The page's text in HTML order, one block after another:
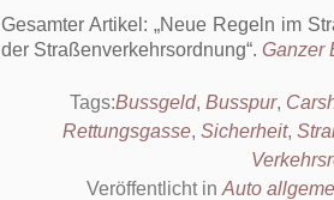
Gesamter Artikel:
Neue Regeln im
der Straßenverkehrsordnung . Ganzer
Tags:Bussgeld, Busspur,
Rettungsgasse, Sicherheit,
Veröffentlicht in Auto